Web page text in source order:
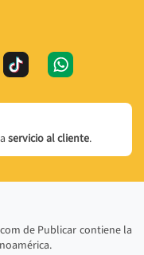
servicio al cliente.
de Publicar contiene la